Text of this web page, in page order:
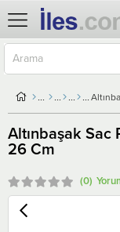
Altınbaşak Sac
26 Cm
(0)